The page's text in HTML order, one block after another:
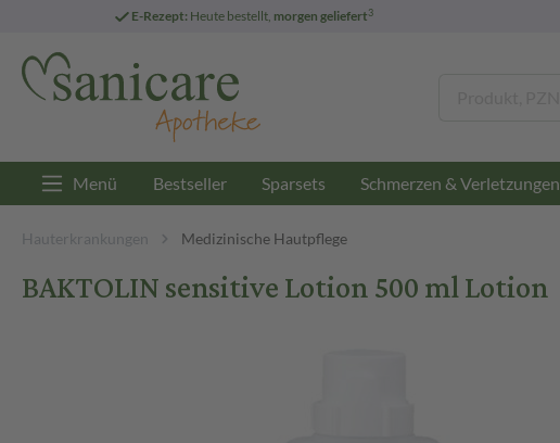
E-Rezept: Heute bestellt, morgen geliefert3
Menü Bestseller Sparsets Schmerzen & Verletzungen
Hauterkrankungen Medizinische Hautpflege
BAKTOLIN sensitive Lotion 500 ml Lotion